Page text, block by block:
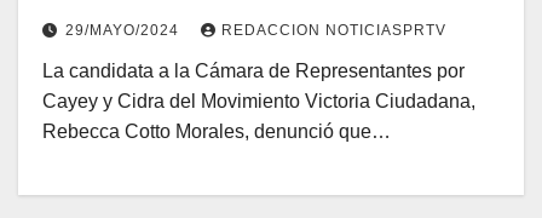
29/MAYO/2024 REDACCION NOTICIASPRTV
La candidata a la Cámara de Representantes por
Cayey y Cidra del Movimiento Victoria Ciudadana,
Rebecca Cotto Morales, denunció que…